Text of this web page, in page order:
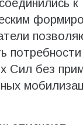
к
потребности
Сил без